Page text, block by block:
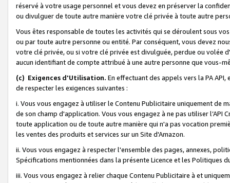
réservé à votre usage personnel et vous devez en préserver la
ou divulguer de toute autre manière votre clé privée à toute autre
Vous êtes responsable de toutes les activités qui se déroulent sous
ou par toute autre personne ou entité. Par conséquent, vous devez
votre clé privée, ou si votre clé privée est divulguée, perdue ou volée
aucun identifiant de compte attribué à une autre personne que vous-
(c) Exigences d'Utilisation. En effectuant des appels vers la PA
de respecter les exigences suivantes :
i. Vous vous engagez à utiliser le Contenu Publicitaire uniquement de
de son champ d'application. Vous vous engagez à ne pas utiliser l’API
toute application ou de toute autre manière qui n'a pas vocation
les ventes des produits et services sur un Site d'Amazon.
ii. Vous vous engagez à respecter l'ensemble des pages, annexes,
Spécifications mentionnées dans la présente Licence et les Politiques
iii. Vous vous engagez à relier chaque Contenu Publicitaire à et